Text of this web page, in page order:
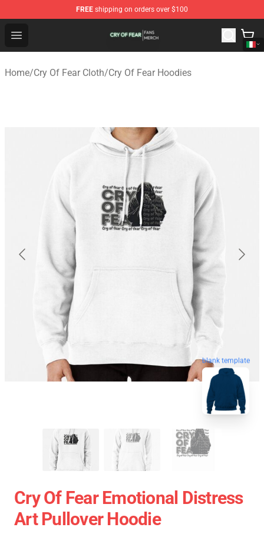
FREE shipping on orders over $100
Open menu
Cry Of Fear Shop - Official Cry Of Fear Merchandise Store
Home/Cry Of Fear Cloth/Cry Of Fear Hoodies
blank template
Cry Of Fear Emotional Distress
Art Pullover Hoodie